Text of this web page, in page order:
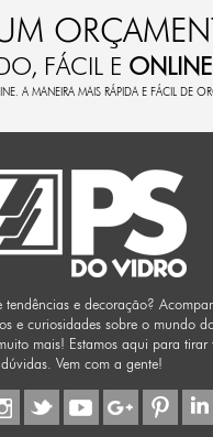
FÁCIL E ONLINE
A MANEIRA MAIS RÁPIDA E FÁCIL DE
e decoração?
e curiosidades sobre o mundo
mais! Estamos aqui para tirar
dúvidas. Vem com a gente!